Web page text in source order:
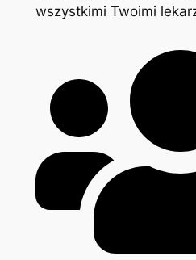
wszystkimi Twoimi